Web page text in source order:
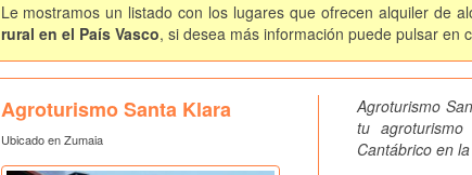
Le mostramos un listado con los lugares que ofrecen alquiler de
rural en el País Vasco, si desea más información puede pulsar en
Agroturismo Santa Klara
Ubicado en Zumaia
Agroturismo
tu
Cantábrico en